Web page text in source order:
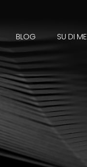
BLOG SU DI ME